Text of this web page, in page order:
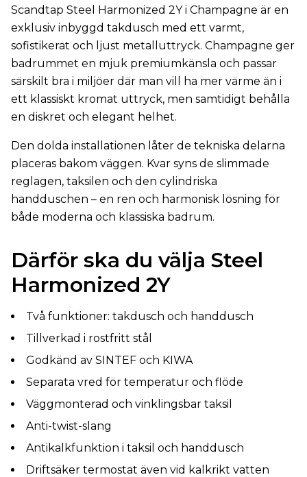
Scandtap Steel Harmonized 2Y i Champagne är en
exklusiv inbyggd takdusch med ett varmt,
sofistikerat och ljust metalluttryck. Champagne ger
badrummet en mjuk premiumkänsla och passar
särskilt bra i miljöer där man vill ha mer värme än i
ett klassiskt kromat uttryck, men samtidigt behålla
en diskret och elegant helhet.
Den dolda installationen låter de tekniska delarna
placeras bakom väggen. Kvar syns de slimmade
reglagen, taksilen och den cylindriska
handduschen – en ren och harmonisk lösning för
både moderna och klassiska badrum.
Därför ska du välja Steel
Harmonized 2Y
Två funktioner: takdusch och handdusch
Tillverkad i rostfritt stål
Godkänd av SINTEF och KIWA
Separata vred för temperatur och flöde
Väggmonterad och vinklingsbar taksil
Anti-twist-slang
Antikalkfunktion i taksil och handdusch
Driftsäker termostat även vid kalkrikt vatten